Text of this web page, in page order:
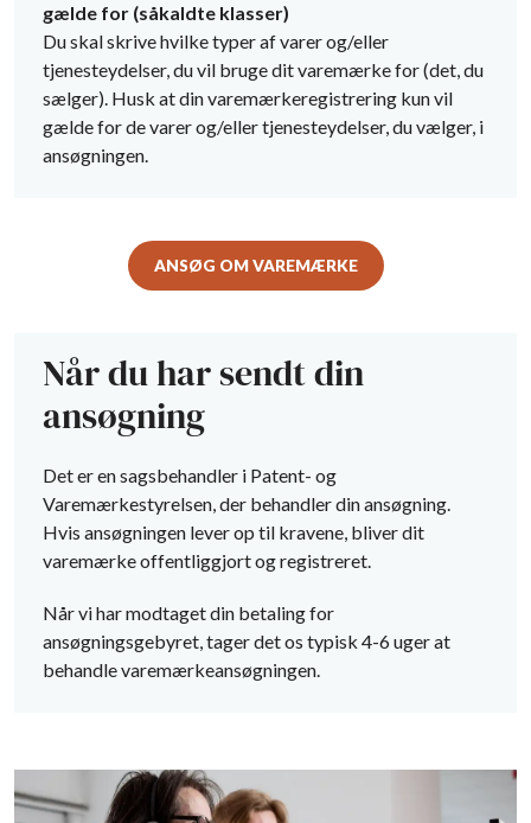
gælde for (såkaldte klasser)
Du skal skrive hvilke typer af varer og/eller
tjenesteydelser, du vil bruge dit varemærke for (det, du
sælger). Husk at din varemærkeregistrering kun vil
gælde for de varer og/eller tjenesteydelser, du vælger, i
ansøgningen.
ANSØG OM VAREMÆRKE
Når du har sendt din
ansøgning
Det er en sagsbehandler i Patent- og
Varemærkestyrelsen, der behandler din ansøgning.
Hvis ansøgningen lever op til kravene, bliver dit
varemærke offentliggjort og registreret.
Når vi har modtaget din betaling for
ansøgningsgebyret, tager det os typisk 4-6 uger at
behandle varemærkeansøgningen.